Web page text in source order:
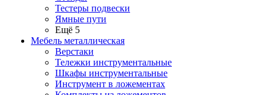
Тестеры подвески
Ямные пути
Ещё 5
Мебель металлическая
Верстаки
Тележки инструментальные
Шкафы инструментальные
Инструмент в ложементах